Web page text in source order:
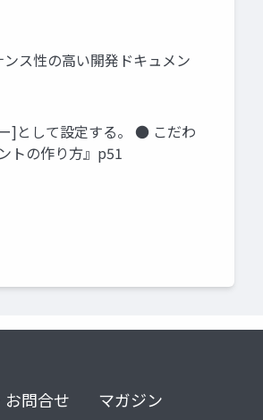
ス性の高い開発ドキュメン
]として設定する。 ● こだわ
トの作り方』p51
問合せ マガジン